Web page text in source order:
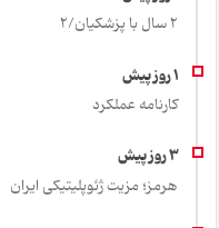
2 سال با پزشکیان/2
کارنامه عملکرد
هرمز؛ مزیت ژئوپلیتیکی ایران